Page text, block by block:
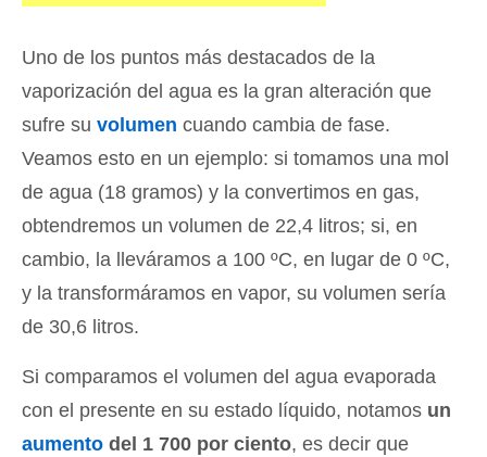
Uno de los puntos más destacados de la
vaporización del agua es la gran alteración que
sufre su volumen cuando cambia de fase.
Veamos esto en un ejemplo: si tomamos una mol
de agua (18 gramos) y la convertimos en gas,
obtendremos un volumen de 22,4 litros; si, en
cambio, la lleváramos a 100 ºC, en lugar de 0 ºC,
y la transformáramos en vapor, su volumen sería
de 30,6 litros.
Si comparamos el volumen del agua evaporada
con el presente en su estado líquido, notamos un
aumento del 1 700 por ciento, es decir que